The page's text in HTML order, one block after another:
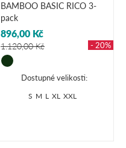
BAMBOO BASIC RICO 3-
pack
896,00 Kč
1.120,00 Kč - 20%
Dostupné velikosti:
S M L XL XXL